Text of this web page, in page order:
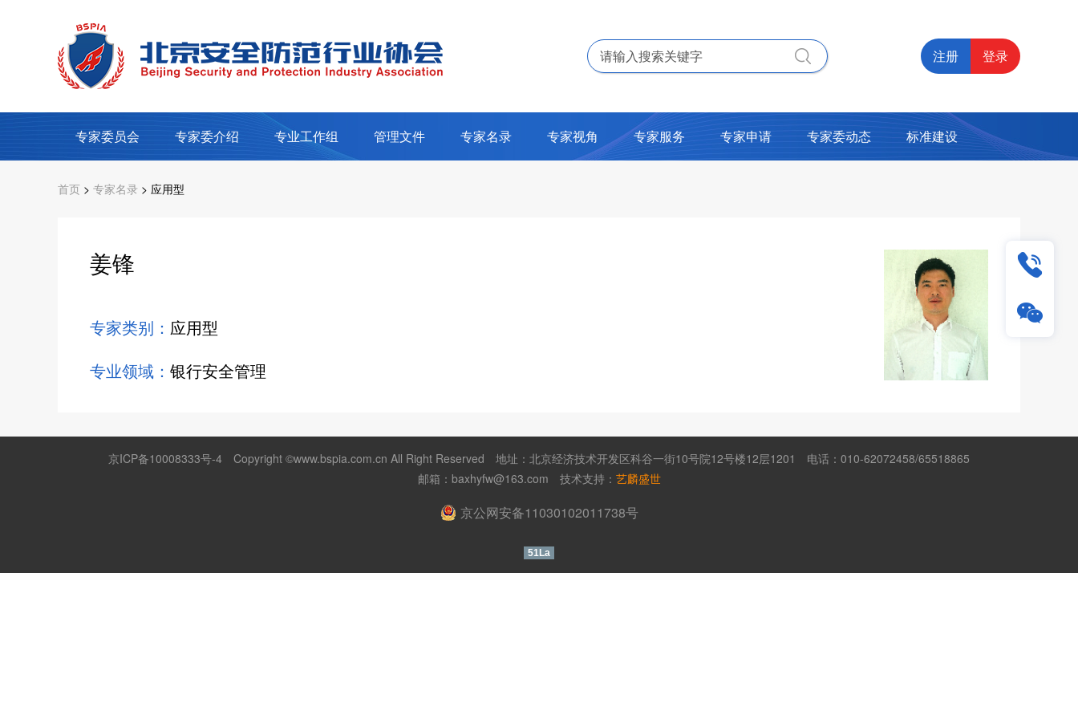
注册 登录
专家委员会 专家委介绍 专业工作组 管理文件 专家名录 专家视角 专家服务 专家申请 专家委动态 标准建设
首页 > 专家名录 > 应用型
姜锋
专家类别： 应用型
专业领域： 银行安全管理
京ICP备10008333号-4 Copyright ©www.bspia.com.cn All Right Reserved 地址：北京经济技术开发区科谷一街10号院12号楼12层1201
电话：010-62072458/65518865
邮箱： baxhyfw@163.com 技术支持： 艺麟盛世
京公网安备11030102011738号
51La